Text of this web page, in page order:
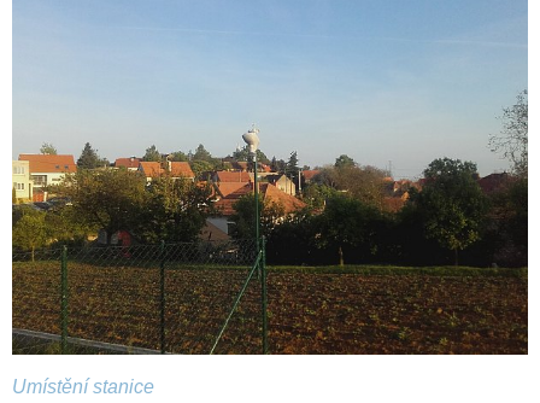
Umístění stanice